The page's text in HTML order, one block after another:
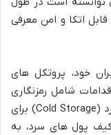
اتکا و امن معرفی
خود، پروتکل های
شامل رمزنگاری
قوی داده ها و استفاده از کیف پول های سرد (Cold Storage) برای
پول های سرد، به